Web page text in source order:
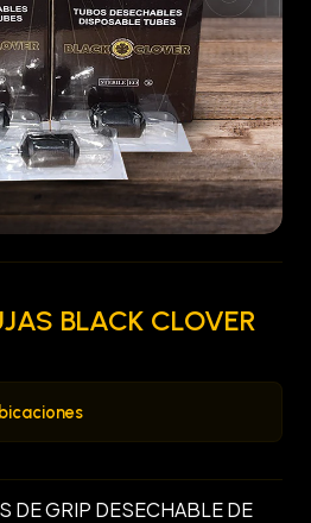
BLACK CLOVER
DE GRIP DESECHABLE DE